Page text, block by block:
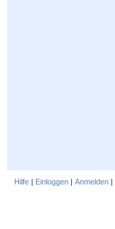
Hilfe | Einloggen | Anmelden |